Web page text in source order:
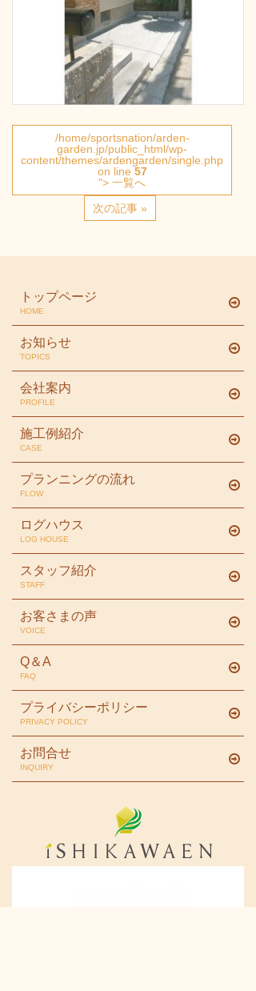
/home/sportsnation/arden-
garden.jp/public_html/wp-
content/themes/ardengarden/single.php
on line 57
"> 一覧へ
次の記事 »
トップページ
HOME
お知らせ
TOPICS
会社案内
PROFILE
施工例紹介
CASE
プランニングの流れ
FLOW
ログハウス
LOG HOUSE
スタッフ紹介
STAFF
お客さまの声
VOICE
Q＆A
FAQ
プライバシーポリシー
PRIVACY POLICY
お問合せ
INQUIRY